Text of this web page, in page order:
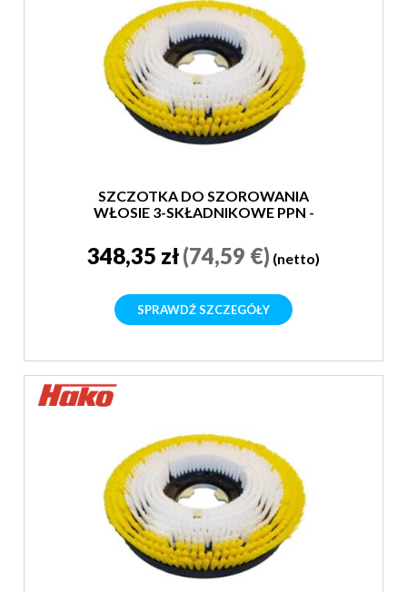
SZCZOTKA DO SZOROWANIA
WŁOSIE 3-SKŁADNIKOWE PPN -
348,35 zł(74,59 €) (netto)
SPRAWDŹ SZCZEGÓŁY